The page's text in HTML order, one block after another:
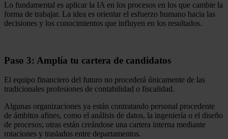
Lo fundamental es aplicar la IA en los procesos en los que cambie la
forma de trabajar. La idea es orientar el esfuerzo humano hacia las
decisiones y los conocimientos que influyen en los resultados.
Paso 3: Amplía tu cartera de candidatos
El equipo financiero del futuro no procederá únicamente de las
tradicionales profesiones de contabilidad o fiscalidad.
Algunas organizaciones ya están contratando personal procedente
de ámbitos afines, como el análisis de datos, la ingeniería o el diseño
de procesos; otras están creándose una cartera interna mediante
rotaciones y traslados entre departamentos.